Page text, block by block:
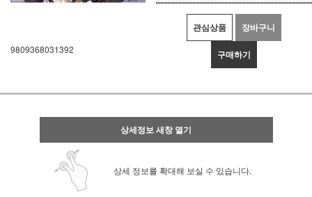
9809368031392
관심상품 장바구니
구매하기
상세정보 새창 열기
상세 정보를 확대해 보실 수 있습니다.